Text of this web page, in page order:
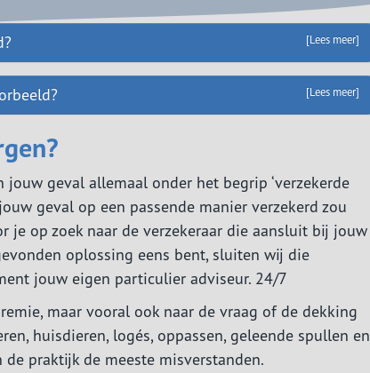
[Lees meer]
[Lees meer]
geval allemaal onder het begrip ‘verzekerde
geval op een passende manier verzekerd zou
je op zoek naar de verzekeraar die aansluit bij jouw
oplossing eens bent, sluiten wij die
jouw eigen particulier adviseur. 24/7
maar vooral ook naar de vraag of de dekking
huisdieren, logés, oppassen, geleende spullen en
praktijk de meeste misverstanden.